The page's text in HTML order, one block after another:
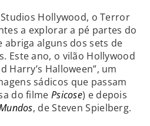
Hollywood, o Terror
a explorar a pé partes do
abriga alguns dos sets de
Este ano, o vilão Hollywood
Harry’s Halloween”, um
sádicos que passam
do filme Psicose) e depois
, de Steven Spielberg.